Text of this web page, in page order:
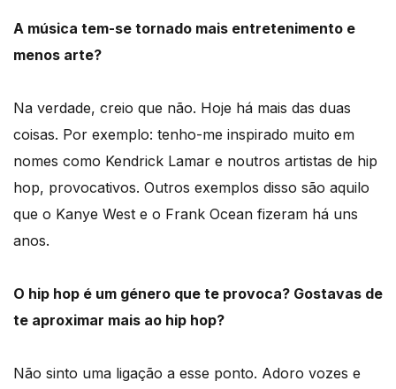
A música tem-se tornado mais entretenimento e
menos arte?
Na verdade, creio que não. Hoje há mais das duas
coisas. Por exemplo: tenho-me inspirado muito em
nomes como Kendrick Lamar e noutros artistas de hip
hop, provocativos. Outros exemplos disso são aquilo
que o Kanye West e o Frank Ocean fizeram há uns
anos.
O hip hop é um género que te provoca? Gostavas de
te aproximar mais ao hip hop?
Não sinto uma ligação a esse ponto. Adoro vozes e